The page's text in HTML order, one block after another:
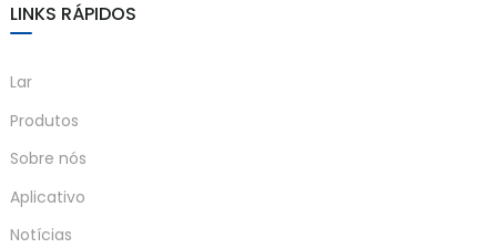
LINKS RÁPIDOS
Lar
Produtos
Sobre nós
Aplicativo
Notícias